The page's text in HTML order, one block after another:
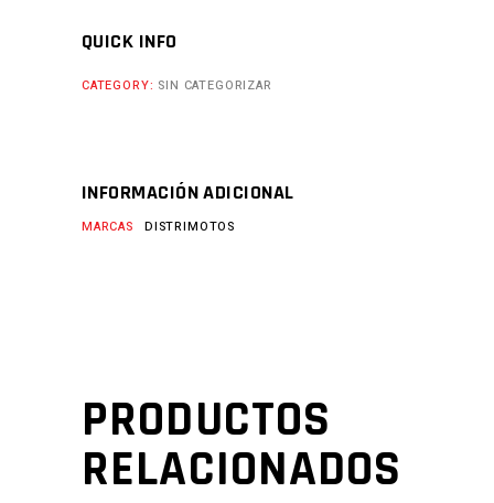
QUICK INFO
CATEGORY: SIN CATEGORIZAR
INFORMACIÓN ADICIONAL
MARCAS DISTRIMOTOS
PRODUCTOS
RELACIONADOS